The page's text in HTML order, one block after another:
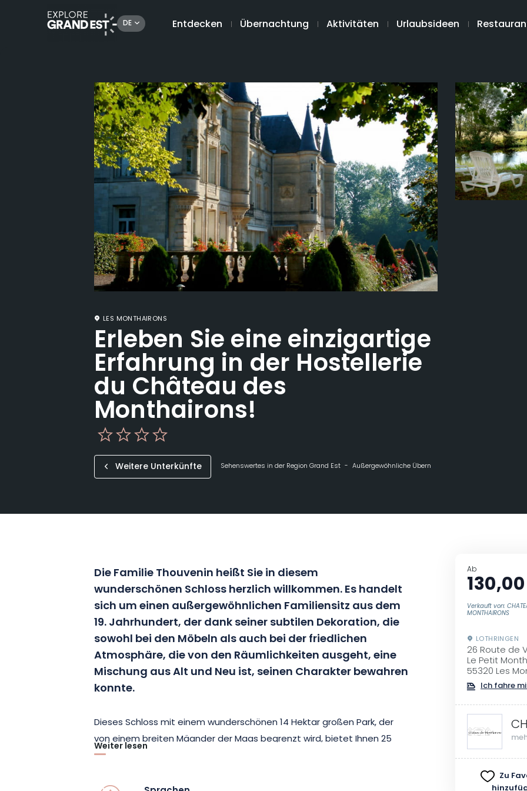
DE Entdecken Übernachtung Aktivitäten Urlaubsideen
LES MONTHAIRONS
Erleben Sie eine einzigartige
Erfahrung in der Hostellerie
du Château des
Monthairons!
Weitere Unterkünfte Sehenswertes in der Region Grand Est Außergewöhnliche Übernachtungen
Die Familie Thouvenin heißt Sie in diesem
wunderschönen Schloss herzlich willkommen. Es handelt
sich um einen außergewöhnlichen Familiensitz aus dem
19. Jahrhundert, der dank seiner subtilen Dekoration, die
sowohl bei den Möbeln als auch bei der friedlichen
Atmosphäre, die von den Räumlichkeiten ausgeht, eine
Mischung aus Alt und Neu ist, seinen Charakter bewahren
konnte.
Dieses Schloss mit einem wunderschönen 14 Hektar großen Park, der
von einem breiten Mäander der Maas begrenzt wird, bietet Ihnen 25
Zimmer, darunter 3 Appartements, in denen große Familien
Weiter lesen
Ab
Verkauft von:
MONTHAIRONS
LOTHRINGEN
26 Route de
Le Petit
55320 Les
Ich fahre
Zu